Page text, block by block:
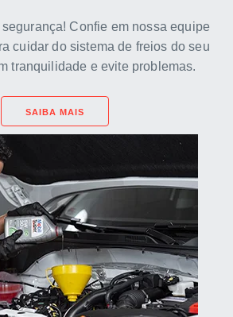
Confie em nossa equipe
cuidar do sistema de freios do seu
tranquilidade e evite problemas.
SAIBA MAIS